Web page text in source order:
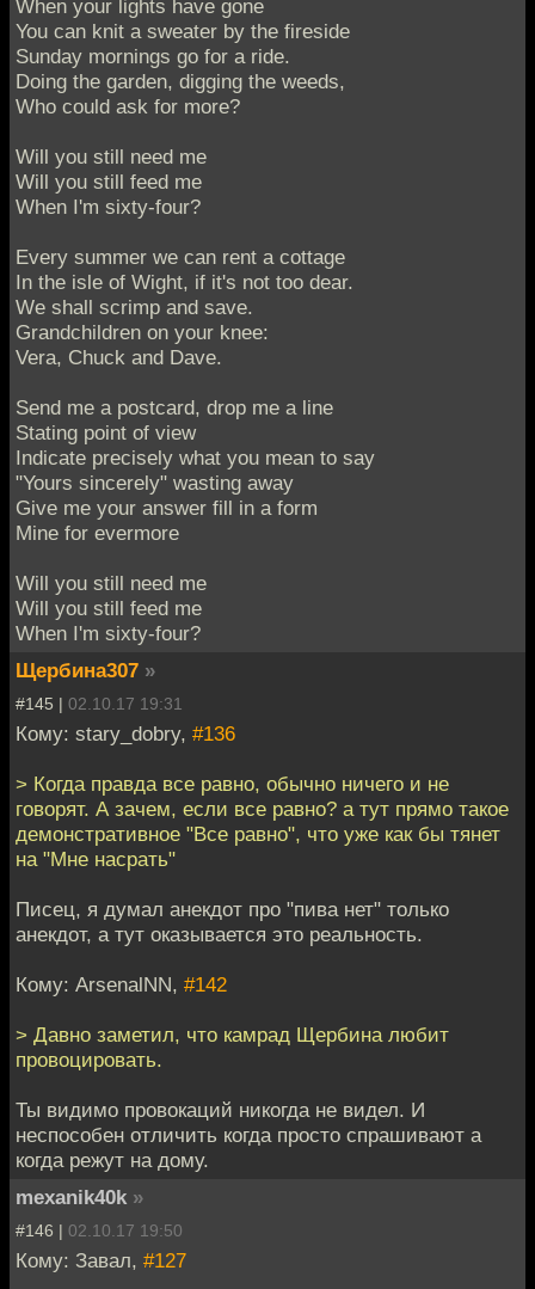
When your lights have gone
You can knit a sweater by the fireside
Sunday mornings go for a ride.
Doing the garden, digging the weeds,
Who could ask for more?
Will you still need me
Will you still feed me
When I'm sixty-four?
Every summer we can rent a cottage
In the isle of Wight, if it's not too dear.
We shall scrimp and save.
Grandchildren on your knee:
Vera, Chuck and Dave.
Send me a postcard, drop me a line
Stating point of view
Indicate precisely what you mean to say
"Yours sincerely" wasting away
Give me your answer fill in a form
Mine for evermore
Will you still need me
Will you still feed me
When I'm sixty-four?
Щербина307 »
#145 | 02.10.17 19:31
Кому: stary_dobry, #136
> Когда правда все равно, обычно ничего и не
говорят. А зачем, если все равно? а тут прямо такое
демонстративное "Все равно", что уже как бы тянет
на "Мне насрать"
Писец, я думал анекдот про "пива нет" только
анекдот, а тут оказывается это реальность.
Кому: ArsenalNN, #142
> Давно заметил, что камрад Щербина любит
провоцировать.
Ты видимо провокаций никогда не видел. И
неспособен отличить когда просто спрашивают а
когда режут на дому.
mexanik40k »
#146 | 02.10.17 19:50
Кому: Завал, #127